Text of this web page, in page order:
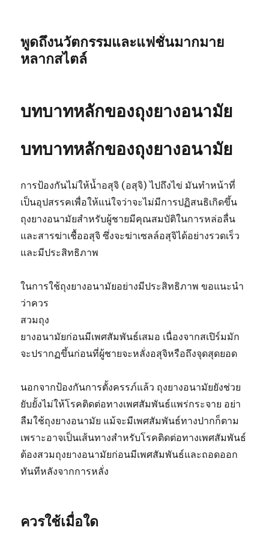
พูดถึงนวัตกรรมและแฟชั่นมากมาย
หลากสไตล์
บทบาทหลักของถุงยางอนามัย
บทบาทหลักของถุงยางอนามัย
การป้องกันไม่ให้น้ำอสุจิ (อสุจิ) ไปถึงไข่ มันทำหน้าที่
เป็นอุปสรรคเพื่อให้แน่ใจว่าจะไม่มีการปฏิสนธิเกิดขึ้น
ถุงยางอนามัยสำหรับผู้ชายมีคุณสมบัติในการหล่อลื่น
และสารฆ่าเชื้ออสุจิ ซึ่งจะฆ่าเซลล์อสุจิได้อย่างรวดเร็ว
และมีประสิทธิภาพ
ในการใช้ถุงยางอนามัยอย่างมีประสิทธิภาพ ขอแนะนำ
ว่าควร
สวมถุง
ยางอนามัยก่อนมีเพศสัมพันธ์เสมอ เนื่องจากสเปิร์มมัก
จะปรากฏขึ้นก่อนที่ผู้ชายจะหลั่งอสุจิหรือถึงจุดสุดยอด
นอกจากป้องกันการตั้งครรภ์แล้ว ถุงยางอนามัยยังช่วย
ยับยั้งไม่ให้โรคติดต่อทางเพศสัมพันธ์แพร่กระจาย อย่า
ลืมใช้ถุงยางอนามัย แม้จะมีเพศสัมพันธ์ทางปากก็ตาม
เพราะอาจเป็นเส้นทางสำหรับโรคติดต่อทางเพศสัมพันธ์
ต้องสวมถุงยางอนามัยก่อนมีเพศสัมพันธ์และถอดออก
ทันทีหลังจากการหลั่ง
ควรใช้เมื่อใด